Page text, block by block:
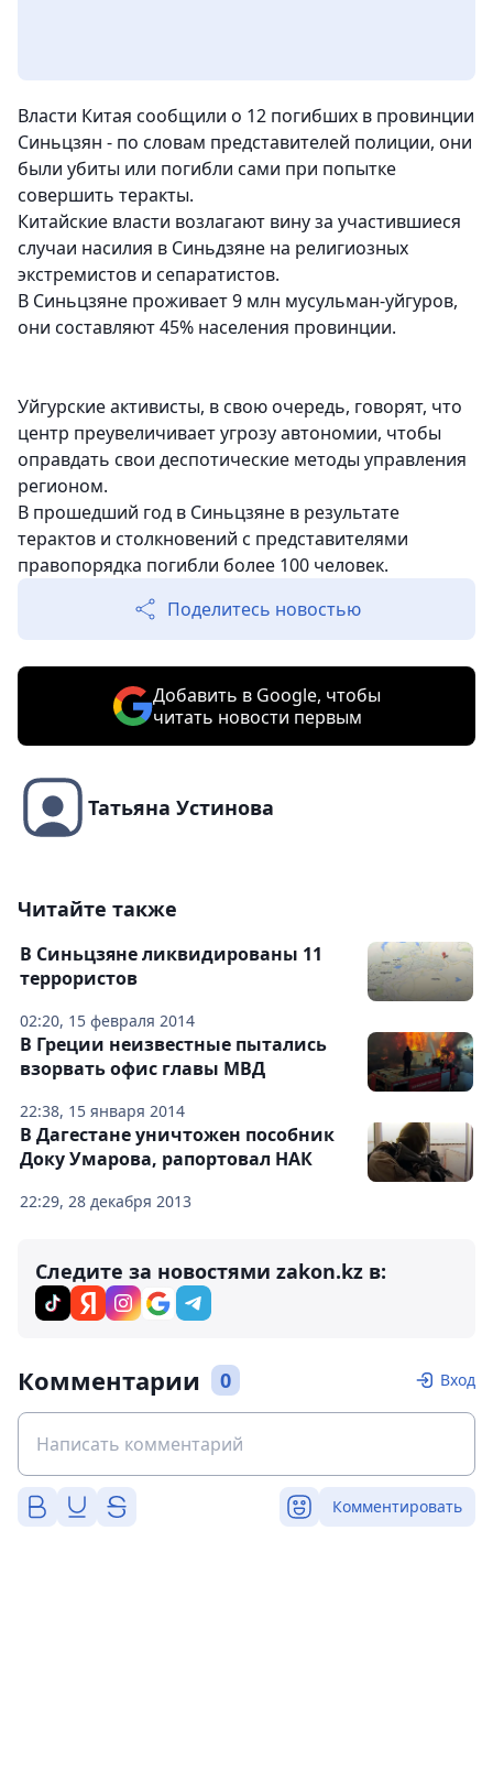
Власти Китая сообщили о 12 погибших в провинции
Синьцзян - по словам представителей полиции, они
были убиты или погибли сами при попытке
совершить теракты.
Китайские власти возлагают вину за участившиеся
случаи насилия в Синьдзяне на религиозных
экстремистов и сепаратистов.
В Синьцзяне проживает 9 млн мусульман-уйгуров,
они составляют 45% населения провинции.
Уйгурские активисты, в свою очередь, говорят, что
центр преувеличивает угрозу автономии, чтобы
оправдать свои деспотические методы управления
регионом.
В прошедший год в Синьцзяне в результате
терактов и столкновений с представителями
правопорядка погибли более 100 человек.
Поделитесь новостью
Добавить в Google, чтобы
читать новости первым
Татьяна Устинова
Читайте также
02:20, 15 февраля 2014
В Синьцзяне ликвидированы 11
террористов
22:38, 15 января 2014
В Греции неизвестные пытались
взорвать офис главы МВД
22:29, 28 декабря 2013
В Дагестане уничтожен пособник
Доку Умарова, рапортовал НАК
Следите за новостями zakon.kz в:
Комментарии 0 Вход
Комментировать